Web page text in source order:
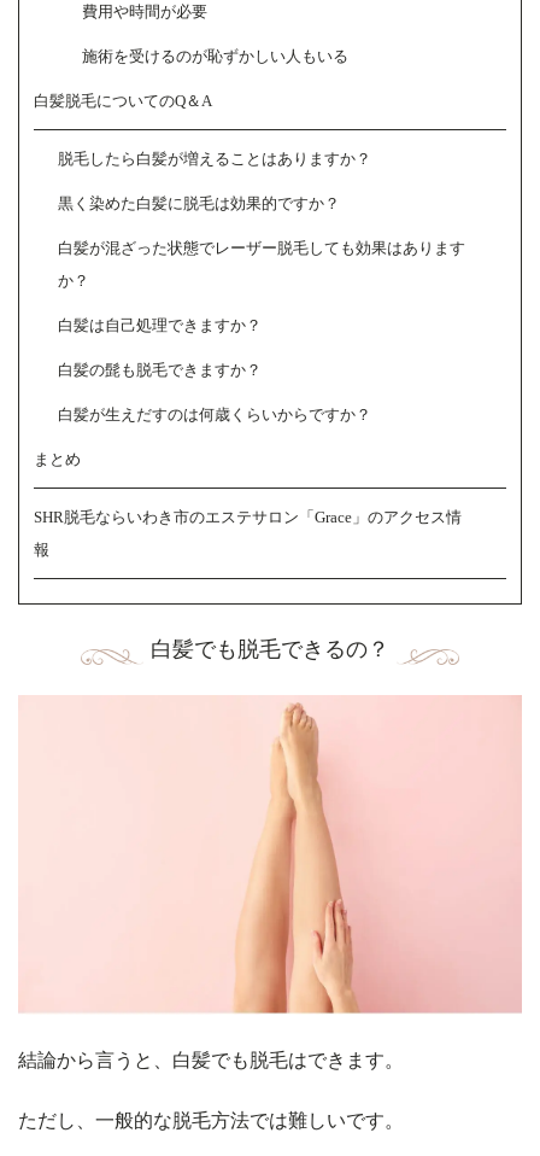
費用や時間が必要
施術を受けるのが恥ずかしい人もいる
白髪脱毛についてのQ＆A
脱毛したら白髪が増えることはありますか？
黒く染めた白髪に脱毛は効果的ですか？
白髪が混ざった状態でレーザー脱毛しても効果はあります
か？
白髪は自己処理できますか？
白髪の髭も脱毛できますか？
白髪が生えだすのは何歳くらいからですか？
まとめ
SHR脱毛ならいわき市のエステサロン「Grace」のアクセス情
報
白髪でも脱毛できるの？
結論から言うと、白髪でも脱毛はできます。
ただし、一般的な脱毛方法では難しいです。